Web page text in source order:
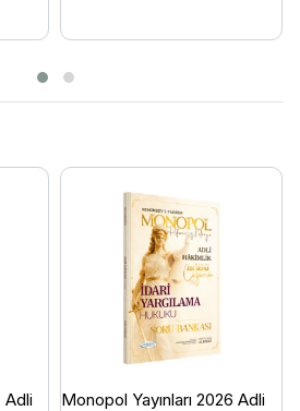
Adli
Monopol Yayınları 2026 Adli